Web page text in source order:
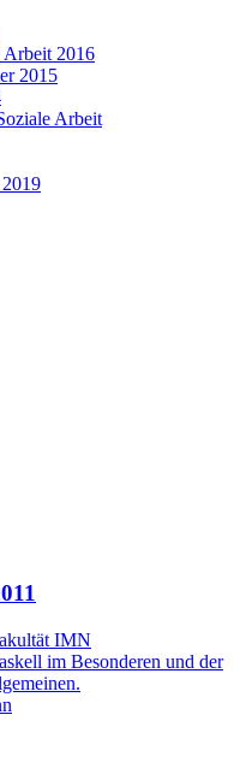
Arbeit 2016
2015
Arbeit
IMN
im Besonderen und der